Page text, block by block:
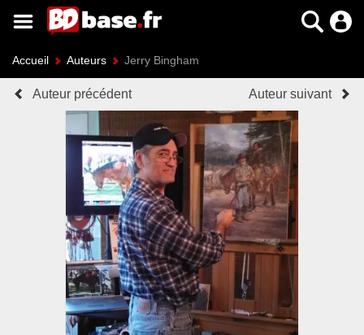
Accueil Auteurs Jerry Bingham
Auteur précédent Auteur suivant